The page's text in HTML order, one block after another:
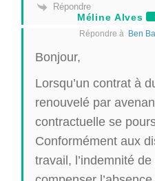
Répondre
Méline Alves
Répondre à Ben
Bonjour,
Lorsqu’un contrat à
renouvelé par
contractuelle se
Conformément aux
travail, l’indemnité